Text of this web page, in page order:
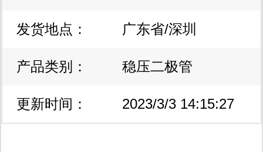
发货地点： 广东省/深圳
产品类别： 稳压二极管
更新时间： 2023/3/3 14:15:27